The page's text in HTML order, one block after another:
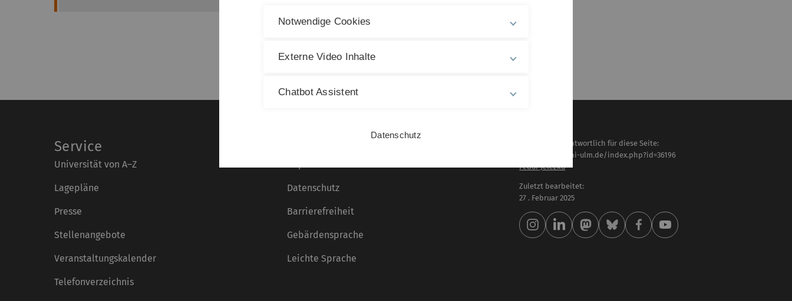
Linewidth" zeigen wir die Kopplung von
Service
Universität von A–Z
Lagepläne
Presse
Stellenangebote
Veranstaltungskalender
Telefonverzeichnis
Datenschutz
Barrierefreiheit
Gebärdensprache
Leichte Sprache
Inhaltlich verantwortlich für diese Seite:
https://www.uni-ulm.de/index.php?id=36196
Fedor Jelezko
Zuletzt bearbeitet:
27 . Februar 2025
Notwendige Cookies
Externe Video Inhalte
Chatbot Assistent
Datenschutz